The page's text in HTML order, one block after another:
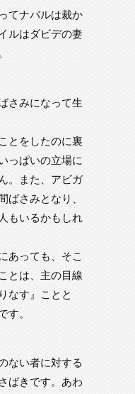
てナバルは裁か
ルはダビデの妻
さみになって生
とをしたのに裏
っぱいの立場に
。また、アビガ
さみとなり、
もいるかもしれ
あっても、そこ
とは、主の目線
なす』ことと
す。
ない者に対する
ばきです。あわ